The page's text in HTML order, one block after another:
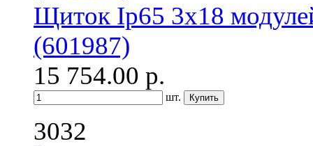
Щиток Ip65 3x18
(601987)
15 754.00 р.
шт.
3032